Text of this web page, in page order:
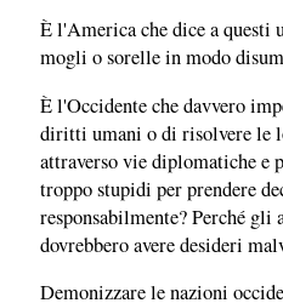
È l'America che dice a
mogli o sorelle in modo
È l'Occidente che davvero
diritti umani o di risolvere le
attraverso vie diplomatiche e
troppo stupidi per prendere
responsabilmente? Perché
dovrebbero avere desideri
Demonizzare le nazioni